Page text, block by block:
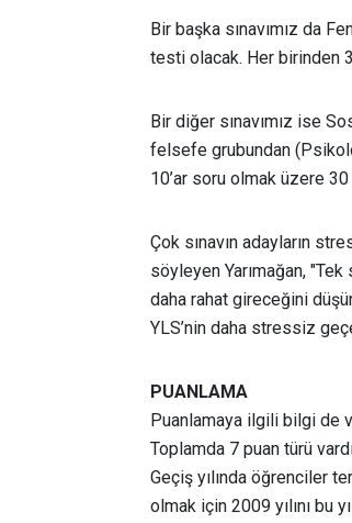
Bir başka sınavımız da
testi olacak. Her birinden
Bir diğer sınavımız ise
felsefe grubundan
10’ar soru olmak üzere
Çok sınavın adayların
söyleyen Yarımağan, "Tek
daha rahat gireceğini
YLS’nin daha stressiz
PUANLAMA
Puanlamaya ilgili bilgi de
Toplamda 7 puan türü
Geçiş yılında öğrenciler
olmak için 2009 yılını bu